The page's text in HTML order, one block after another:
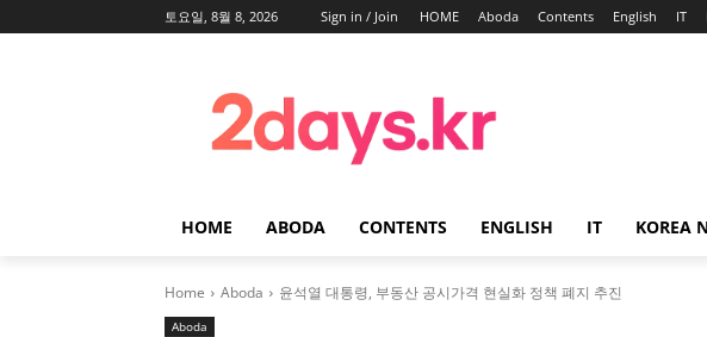
토요일, 8월 8, 2026 Sign in / Join HOME Aboda Contents English IT
HOME ABODA CONTENTS ENGLISH IT KOREA
Home Aboda 윤석열 대통령, 부동산 공시가격 현실화 정책 폐지 추진
Aboda